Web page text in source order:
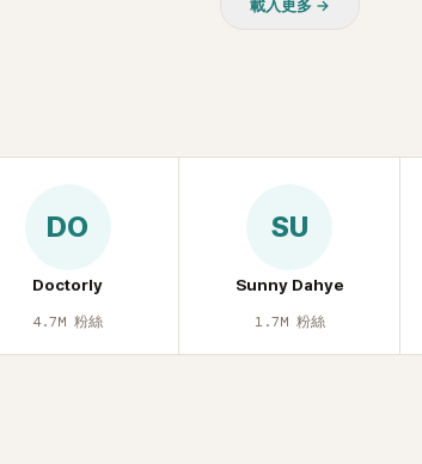
錫
後來
歌唱實
感情方
己安排一段休息時間。
載入更多 →
DO
Doctorly
4.7M 粉絲
SU
Sunny Dahye
1.7M 粉絲